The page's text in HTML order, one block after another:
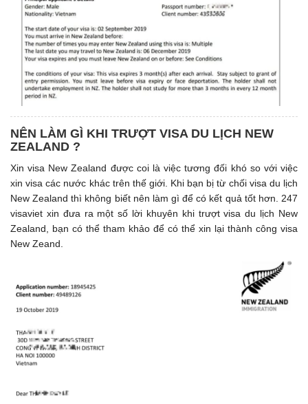
NÊN LÀM GÌ KHI TRƯỢT VISA DU LỊCH NEW
ZEALAND ?
Xin visa New Zealand được coi là việc tương đối khó so với việc
xin visa các nước khác trên thế giới. Khi bạn bị từ chối visa du lịch
New Zealand thì không biết nên làm gì để có kết quả tốt hơn. 247
visaviet xin đưa ra một số lời khuyên khi trượt visa du lịch New
Zealand, bạn có thể tham khảo để có thể xin lại thành công visa
New Zeand.